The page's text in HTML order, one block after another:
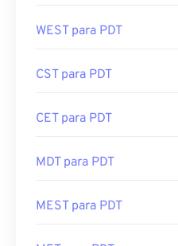
WEST para PDT
CST para PDT
CET para PDT
MDT para PDT
MEST para PDT